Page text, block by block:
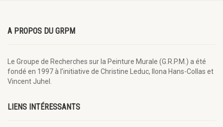
A PROPOS DU GRPM
Le Groupe de Recherches sur la Peinture Murale (G.R.P.M.) a été
fondé en 1997 à l’initiative de Christine Leduc, Ilona Hans-Collas et
Vincent Juhel.
LIENS INTÉRESSANTS